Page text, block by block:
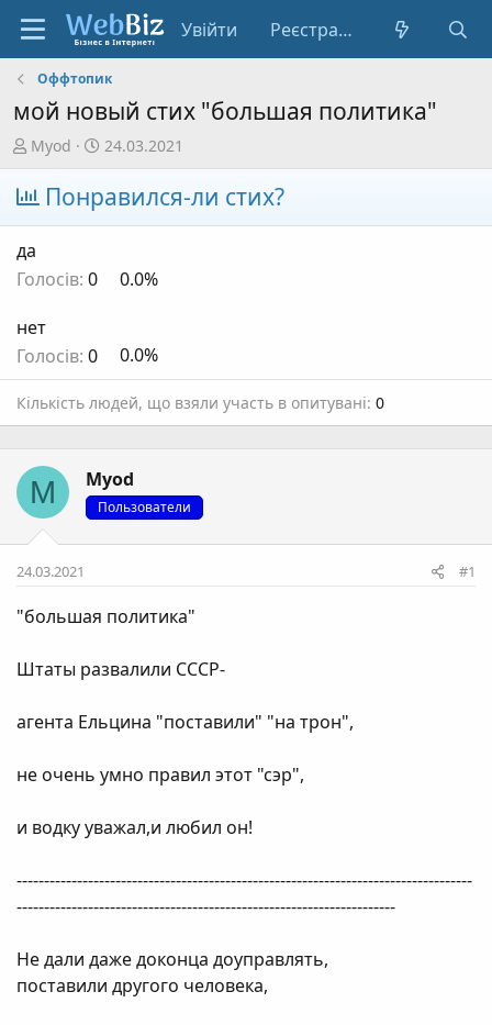
Увійти Реєстрація
Оффтопик
мой новый стих "большая политика"
А
в
т
т
е
и
Myod
Д
а
т
н
н
я
24.03.2021
Понравился-ли стих?
да
Голосів: 0
0.0%
нет
Голосів: 0 0.0%
Кількість людей, що взяли участь в опитувані 0
M Myod
Пользователи
24.03.2021 #1
"большая политика"
Штаты развалили СССР-
агента Ельцина "поставили" "на трон",
не очень умно правил этот "сэр",
и водку уважал,и любил он!
-----------------------------------------------------------------------------------
---------------------------------------------------------------------
Не дали даже доконца доуправлять,
поставили другого человека,